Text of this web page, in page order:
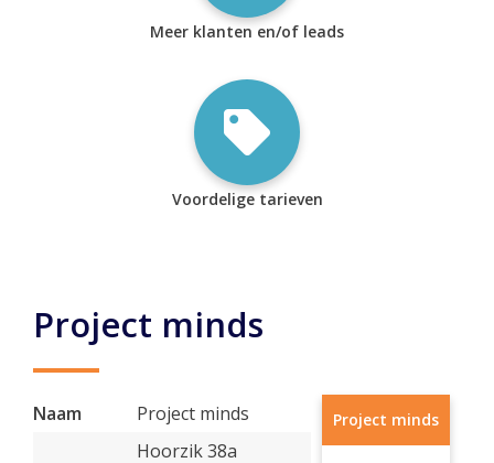
Meer klanten en/of leads
Voordelige tarieven
Project minds
Naam Project minds
Hoorzik 38a
Project minds